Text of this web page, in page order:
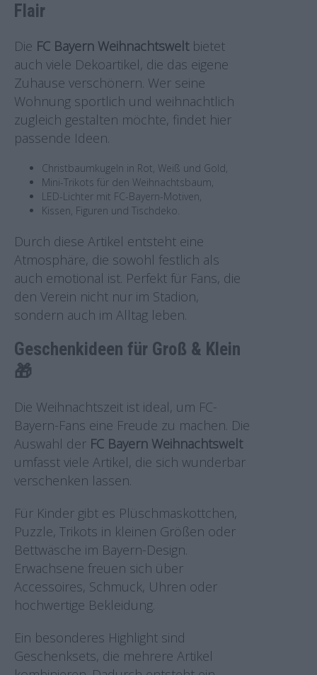
Flair
Die FC Bayern Weihnachtswelt bietet
auch viele Dekoartikel, die das eigene
Zuhause verschönern. Wer seine
Wohnung sportlich und weihnachtlich
zugleich gestalten möchte, findet hier
passende Ideen.
Christbaumkugeln in Rot, Weiß und Gold,
Mini-Trikots für den Weihnachtsbaum,
LED-Lichter mit FC-Bayern-Motiven,
Kissen, Figuren und Tischdeko.
Durch diese Artikel entsteht eine
Atmosphäre, die sowohl festlich als
auch emotional ist. Perfekt für Fans, die
den Verein nicht nur im Stadion,
sondern auch im Alltag leben.
Geschenkideen für Groß & Klein
🎁
Die Weihnachtszeit ist ideal, um FC-
Bayern-Fans eine Freude zu machen. Die
Auswahl der FC Bayern Weihnachtswelt
umfasst viele Artikel, die sich wunderbar
verschenken lassen.
Für Kinder gibt es Plüschmaskottchen,
Puzzle, Trikots in kleinen Größen oder
Bettwäsche im Bayern-Design.
Erwachsene freuen sich über
Accessoires, Schmuck, Uhren oder
hochwertige Bekleidung.
Ein besonderes Highlight sind
Geschenksets, die mehrere Artikel